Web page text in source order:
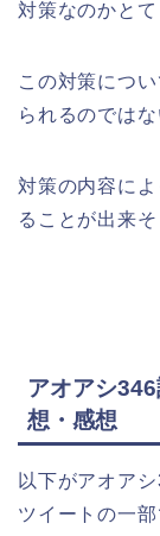
対策なのかと
この対策につ
られるのでは
対策の内容に
ることが出来そ
アオアシ
想・感想
以下がアオア
ツイートの一部